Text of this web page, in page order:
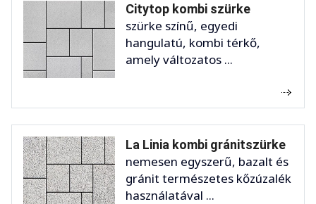
Citytop kombi szürke
szürke színű, egyedi
hangulatú, kombi térkő,
amely változatos ...
La Linia kombi gránitszürke
nemesen egyszerű, bazalt és
gránit természetes kőzúzalék
használatával ...